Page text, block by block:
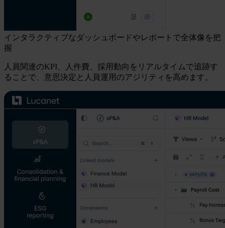
インタラクティブなダッシュボードやレポートで全体像を把
握
人員関連のKPI、人件費、採用動向をリアルタイムで追跡す
ることで、意思決定と人員運用のアジリティを高めます。